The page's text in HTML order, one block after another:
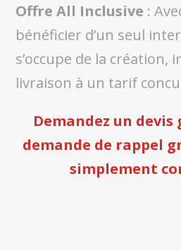
Offre All Inclusive :
bénéficier d’un seul
s’occupe de la création,
livraison à un tarif
Demandez un
demande de rappel
simplement